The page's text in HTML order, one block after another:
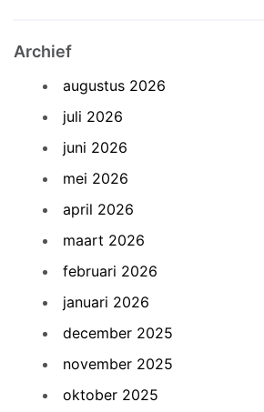
Archief
augustus 2026
juli 2026
juni 2026
mei 2026
april 2026
maart 2026
februari 2026
januari 2026
december 2025
november 2025
oktober 2025